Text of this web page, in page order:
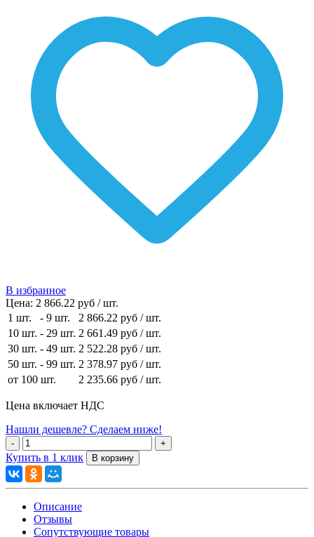
В избранное
Цена: 2 866.22 руб / шт.
1 шт.
- 9 шт. 2 866.22 руб / шт.
10 шт. - 29 шт. 2 661.49 руб / шт.
30 шт. - 49 шт. 2 522.28 руб / шт.
50 шт. - 99 шт. 2 378.97 руб / шт.
от 100 шт.
2 235.66 руб / шт.
Цена включает НДС
Нашли дешевле? Сделаем ниже!
Купить в 1 клик
Описание
Отзывы
Сопутствующие товары